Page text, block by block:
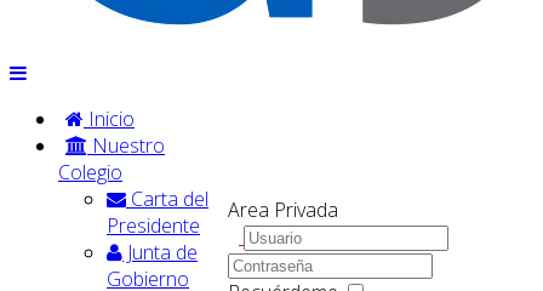
Area Privada
Inicio
Nuestro
Colegio
Carta del
Presidente
Junta de
Gobierno